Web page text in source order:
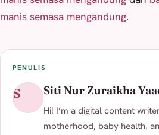
manis semasa mengandung.
PENULIS
S Siti Nur Zuraikha
Hi! I’m a digital content
motherhood, baby health,